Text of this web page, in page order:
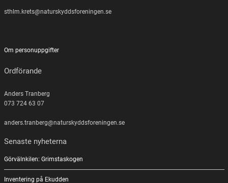
sthlm.krets@naturskyddsforeningen.se
Om personuppgifter
Ordförande
Anders Tranberg
073 724 63 07
anders.tranberg@naturskyddsforeningen.se
Senaste nyheterna
Görvälnkilen: Grimstaskogen
Inventering på Ekudden